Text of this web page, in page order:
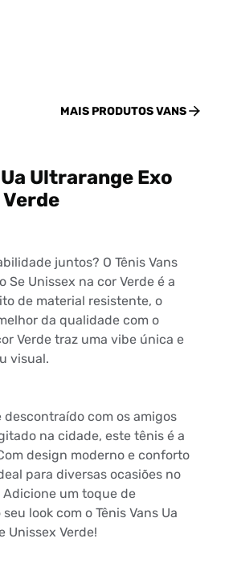
MAIS PRODUTOSVANS
Ultrarange Exo
Verde
juntos? O Tênis Vans
Se Unissex na cor Verde é a
de material resistente, o
da qualidade com o
Verde traz uma vibe única e
visual.
descontraído com os amigos
na cidade, este tênis é a
design moderno e conforto
para diversas ocasiões no
um toque de
look com o Tênis Vans Ua
Unissex Verde!